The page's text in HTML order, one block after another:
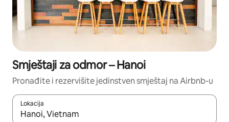
Smještaji za odmor – Hanoi
Pronađite i rezervišite jedinstven smještaj na Airbnb-u
Lokacija
Kad su rezultati dostupni, možete da se krećete kroz njih